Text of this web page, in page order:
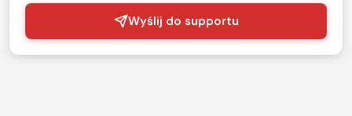
Wyślij do supportu